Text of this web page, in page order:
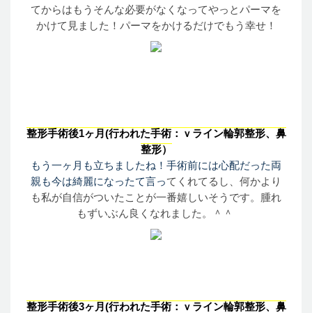
てからはもうそんな必要がなくなってやっとパーマを
かけて 見 ました ！ パーマをかけるだけでもう 幸せ！
整形手術後1ヶ 月 (行われた手術：ｖ ライン輪郭整形、 鼻
整形）
もう 一ヶ 月 も立ちましたね ！ 手術前には心配だった両
親も今は綺麗になったて言ってくれてるし 何かより
も私が自信がついたことが一番嬉しいそうです。 腫れ
もずいぶん良 くなれました 。 ＾＾
整形手術後3ヶ 月 (行われた手術：ｖ ライン輪郭整形、 鼻